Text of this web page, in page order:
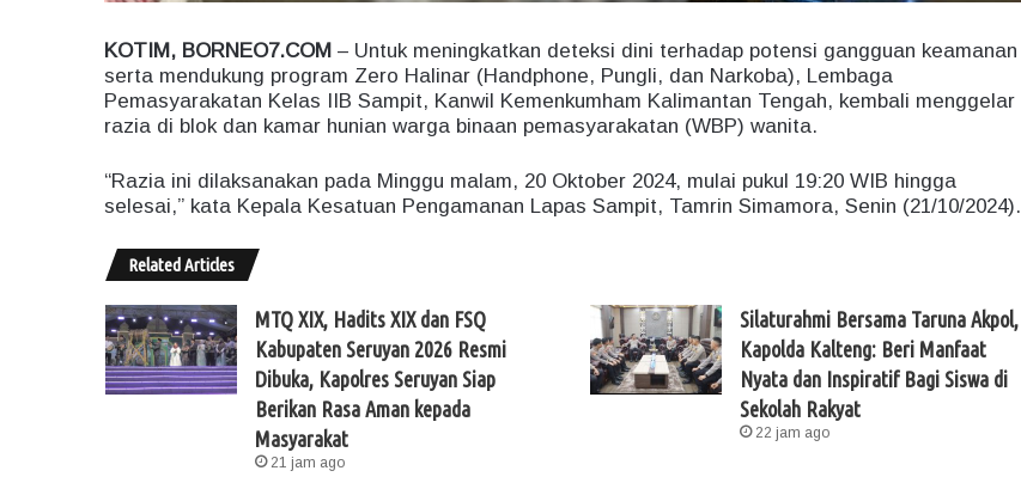
KOTIM, BORNEO7.COM – Untuk meningkatkan deteksi dini terhadap potensi gangguan keamanan
serta mendukung program Zero Halinar (Handphone, Pungli, dan Narkoba), Lembaga
Pemasyarakatan Kelas IIB Sampit, Kanwil Kemenkumham Kalimantan Tengah, kembali menggelar
razia di blok dan kamar hunian warga binaan pemasyarakatan (WBP) wanita.
“Razia ini dilaksanakan pada Minggu malam, 20 Oktober 2024, mulai pukul 19:20 WIB hingga
selesai,” kata Kepala Kesatuan Pengamanan Lapas Sampit, Tamrin Simamora, Senin (21/10/2024).
Related Articles
MTQ XIX, Hadits XIX dan FSQ
Kabupaten Seruyan 2026 Resmi
Dibuka, Kapolres Seruyan Siap
Berikan Rasa Aman kepada
Masyarakat
21 jam ago
Silaturahmi Bersama Taruna Akpol,
Kapolda Kalteng: Beri Manfaat
Nyata dan Inspiratif Bagi Siswa di
Sekolah Rakyat
22 jam ago